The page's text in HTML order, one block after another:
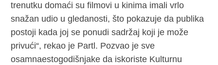
trenutku domaći su filmovi u kinima imali vrlo
snažan udio u gledanosti, što pokazuje da publika
postoji kada joj se ponudi sadržaj koji je može
privući“, rekao je Partl. Pozvao je sve
osamnaestogodišnjake da iskoriste Kulturnu